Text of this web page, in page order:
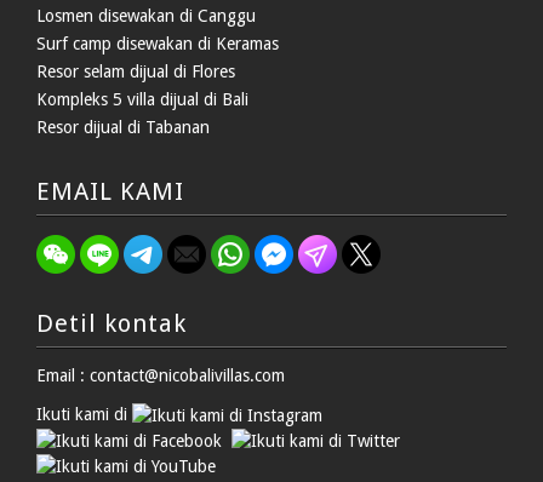
Losmen disewakan di Canggu
Surf camp disewakan di Keramas
Resor selam dijual di Flores
Kompleks 5 villa dijual di Bali
Resor dijual di Tabanan
EMAIL KAMI
Detil kontak
Email : contact@nicobalivillas.com
Ikuti kami di